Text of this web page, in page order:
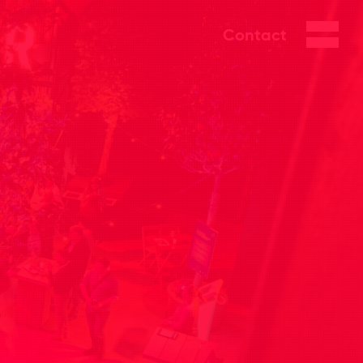
Contact